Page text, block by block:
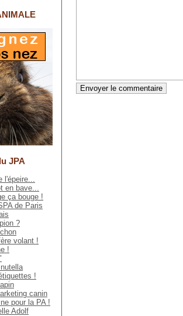
JPA
en bave...
ça bouge !
de Paris
?
volant !
!
!
canin
pour la PA !
Adolf